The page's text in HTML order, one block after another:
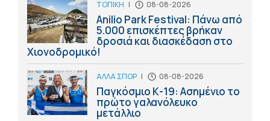
ΤΟΠΙΚΗ | 08-08-2026
Anilio Park Festival: Πάνω από
5.000 επισκέπτες βρήκαν
δροσιά και διασκέδαση στο
Χιονοδρομικό!
ΑΛΛΑ ΣΠΟΡ | 08-08-2026
Παγκόσμιο Κ-19: Ασημένιο το
πρώτο γαλανόλευκο
μετάλλιο